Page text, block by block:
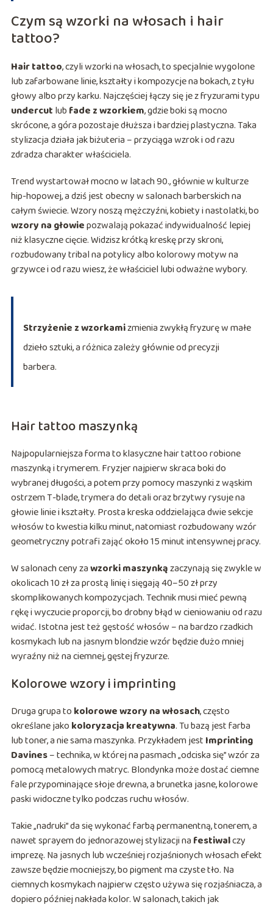
Czym są wzorki na włosach i hair
tattoo?
Hair tattoo, czyli wzorki na włosach, to specjalnie wygolone
lub zafarbowane linie, kształty i kompozycje na bokach, z tyłu
głowy albo przy karku. Najczęściej łączy się je z fryzurami typu
undercut lub fade z wzorkiem, gdzie boki są mocno
skrócone, a góra pozostaje dłuższa i bardziej plastyczna. Taka
stylizacja działa jak biżuteria – przyciąga wzrok i od razu
zdradza charakter właściciela.
Trend wystartował mocno w latach 90., głównie w kulturze
hip-hopowej, a dziś jest obecny w salonach barberskich na
całym świecie. Wzory noszą mężczyźni, kobiety i nastolatki, bo
wzory na głowiepozwalają pokazać indywidualność lepiej
niż klasyczne cięcie. Widzisz krótką kreskę przy skroni,
rozbudowany tribal na potylicy albo kolorowy motyw na
grzywce i od razu wiesz, że właściciel lubi odważne wybory.
Strzyżenie z wzorkamizmienia zwykłą fryzurę w małe
dzieło sztuki, a różnica zależy głównie od precyzji
barbera.
Hair tattoo maszynką
Najpopularniejsza forma to klasyczne hair tattoo robione
maszynką i trymerem. Fryzjer najpierw skraca boki do
wybranej długości, a potem przy pomocy maszynki z wąskim
ostrzem T-blade, trymera do detali oraz brzytwy rysuje na
głowie linie i kształty. Prosta kreska oddzielająca dwie sekcje
włosów to kwestia kilku minut, natomiast rozbudowany wzór
geometryczny potrafi zająć około 15 minut intensywnej pracy.
W salonach ceny zawzorki maszynkązaczynają się zwykle w
okolicach 10 zł za prostą linię i sięgają 40–50 zł przy
skomplikowanych kompozycjach. Technik musi mieć pewną
rękę i wyczucie proporcji, bo drobny błąd w cieniowaniu od razu
widać. Istotna jest też gęstość włosów – na bardzo rzadkich
kosmykach lub na jasnym blondzie wzór będzie dużo mniej
wyraźny niż na ciemnej, gęstej fryzurze.
Kolorowe wzory i imprinting
Druga grupa to kolorowe wzory na włosach, często
określane jako koloryzacja kreatywna. Tu bazą jest farba
lub toner, a nie sama maszynka. Przykładem jest Imprinting
Davines– technika, w której na pasmach „odciska się” wzór za
pomocą metalowych matryc. Blondynka może dostać ciemne
fale przypominające słoje drewna, a brunetka jasne, kolorowe
paski widoczne tylko podczas ruchu włosów.
Takie „nadruki” da się wykonać farbą permanentną, tonerem, a
nawet spraye­m do jednorazowej stylizacji na festiwalczy
imprezę. Na jasnych lub wcześniej rozjaśnionych włosach efekt
zawsze będzie mocniejszy, bo pigment ma czyste tło. Na
ciemnych kosmykach najpierw często używa się rozjaśniacza, a
dopiero później nakłada kolor. W salonach, takich jak